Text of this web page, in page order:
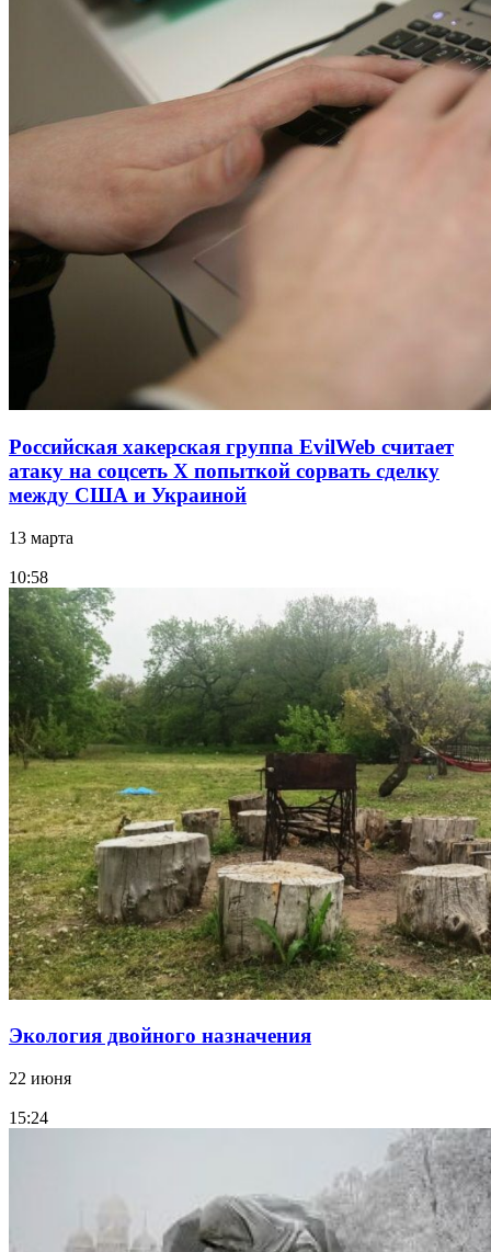
Российская хакерская группа EvilWeb считает
атаку на соцсеть Х попыткой сорвать сделку
между США и Украиной
13 марта
10:58
Экология двойного назначения
22 июня
15:24